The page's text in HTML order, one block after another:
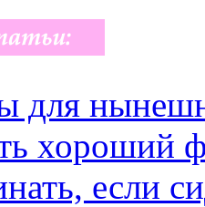
для
хороший
если